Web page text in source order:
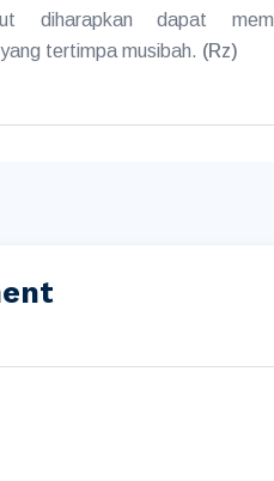
diharapkan dapat
tertimpa musibah. (Rz)